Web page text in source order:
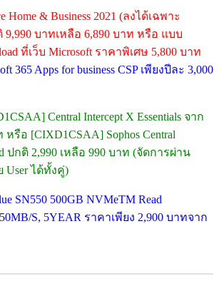
& Business 2021 (ลงได้เฉพาะ
9,990 บาทเหลือ 6,890 บาท หรือ แบบ
ที่เว็บ Microsoft ราคาพิเศษ 5,800 บาท
365 Apps for business CSP เพียงปีละ 3,000
Central Intercept X Essentials จาก
หรือ [CIXD1CSAA] Sophos Central
ปกติ 2,990 เหลือ 990 บาท (จัดการผ่าน
User ได้ทั้งคู่)
SN550 500GB NVMeTM Read
S, 5YEAR ราคาเพียง 2,900 บาทจาก